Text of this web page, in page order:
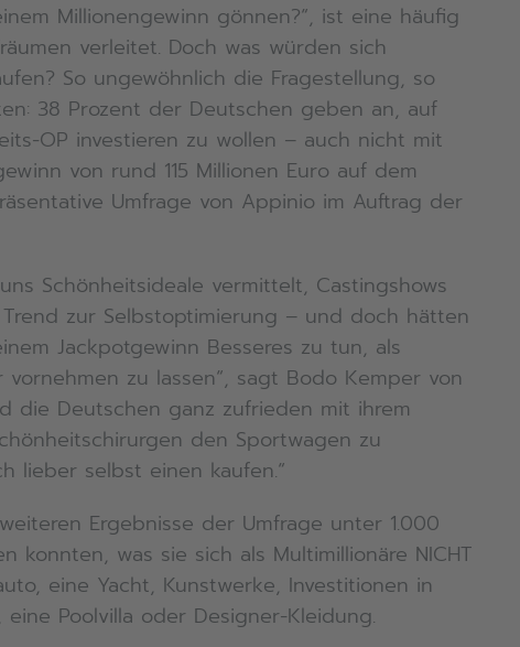
Millionengewinn gönnen?“, ist eine häufig
verleitet. Doch was würden sich
So ungewöhnlich die Fragestellung, so
38 Prozent der Deutschen geben an, auf
OP investieren zu wollen – auch nicht mit
von rund 115 Millionen Euro auf dem
Umfrage von Appinio im Auftrag der
Schönheitsideale vermittelt, Castingshows
zur Selbstoptimierung – und doch hätten
Jackpotgewinn Besseres zu tun, als
zu lassen“, sagt Bodo Kemper von
die Deutschen ganz zufrieden mit ihrem
den Sportwagen zu
lieber selbst einen kaufen.“
Ergebnisse der Umfrage unter 1.000
konnten, was sie sich als Multimillionäre NICHT
eine Yacht, Kunstwerke, Investitionen in
eine Poolvilla oder Designer-Kleidung.